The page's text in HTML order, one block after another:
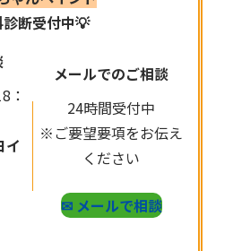
断受付中💡
：
イ
メールでのご相談
24時間受付中
※ご要望要項をお伝え
ください
✉ メールで相談